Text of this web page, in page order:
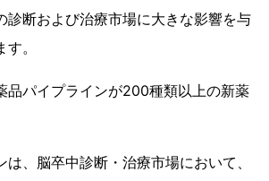
診断および治療市場に大きな影響を与
。
品パイプラインが200種類以上の新薬
、脳卒中診断・治療市場において、